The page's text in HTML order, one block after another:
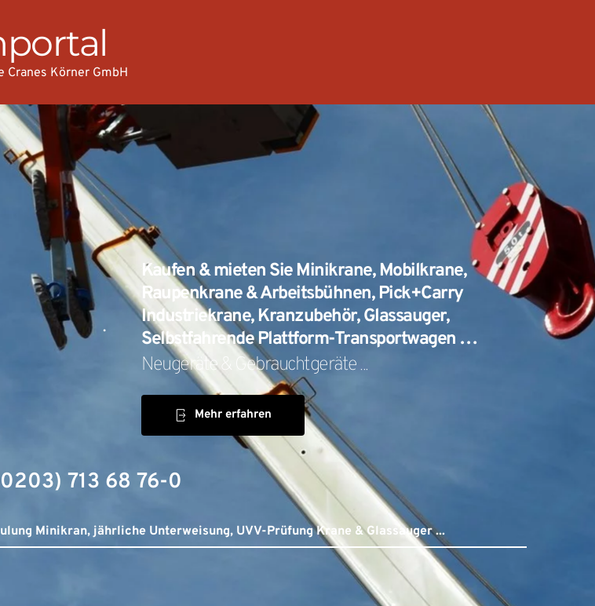
Cranes Körner GmbH
.
Kaufen & mieten Sie Minikrane, Mobilkrane,
Raupenkrane & Arbeitsbühnen, Pick+Carry
Industriekrane, Kranzubehör, Glassauger,
Selbstfahrende Plattform-Transportwagen …
Neugeräte & Gebrauchtgeräte ...
Mehr erfahren
713 68 76-0
Minikran, jährliche Unterweisung, UVV-Prüfung Krane & Glassauger ...